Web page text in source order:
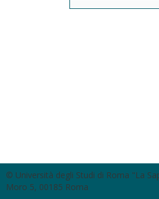
© Università degli Studi di Roma "La
Moro 5, 00185 Roma